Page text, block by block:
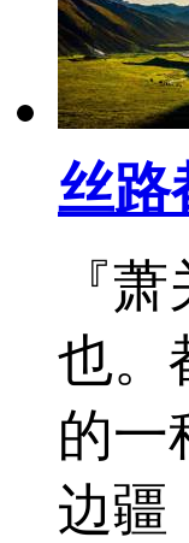
丝路
『
也。
的一
边